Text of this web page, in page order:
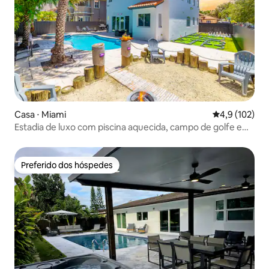
Casa ⋅ Miami 4,9 de uma
4,9 (102)
Estadia de luxo com piscina aquecida, campo de golfe e
Preferido dos hóspedes
Preferido dos hóspedes